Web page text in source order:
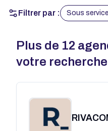
Filtrer par : Sous
Plus de 12
votre recherche